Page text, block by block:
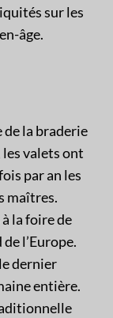
sur les
âge.
la braderie
les valets ont
par an les
maîtres.
la foire de
l’Europe.
dernier
entière.